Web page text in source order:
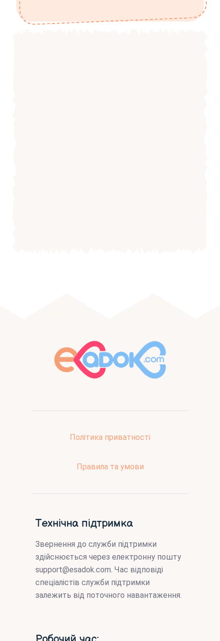
Політика приватності
Правила та умови
Технічна підтримка
Звернення до служби підтримки
здійснюється через електронну пошту
support@esadok.com. Час відповіді
спеціалістів служби підтримки
залежить від поточного навантаження.